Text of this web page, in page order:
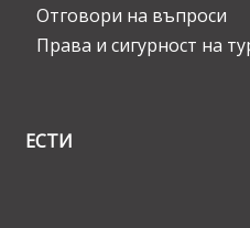
Отговори на въпроси
Права и сигурност на
ЕСТИ